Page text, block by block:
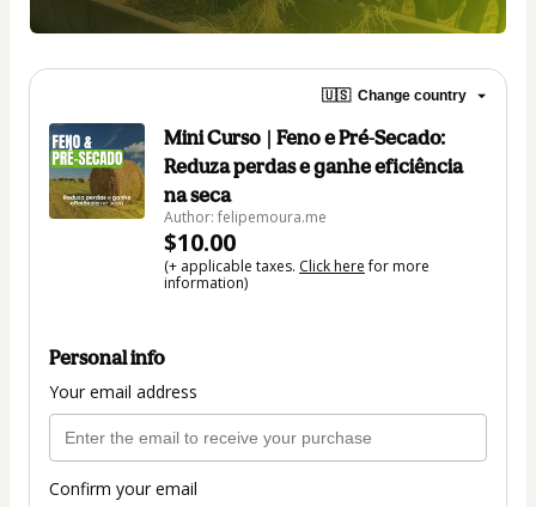
🇺🇸 Change country
Mini Curso | Feno e Pré-Secado:
Reduza perdas e ganhe eficiência
na seca
Author: felipemoura.me
$10.00
(+ applicable taxes. Click herefor more
information)
Personal info
Your email address
Confirm your email